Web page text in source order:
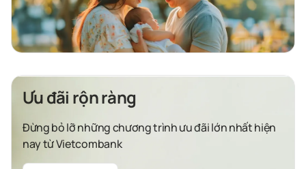
Ưu đãi rộn ràng
Đừng bỏ lỡ những chương trình ưu đãi lớn nhất hiện
nay từ Vietcombank